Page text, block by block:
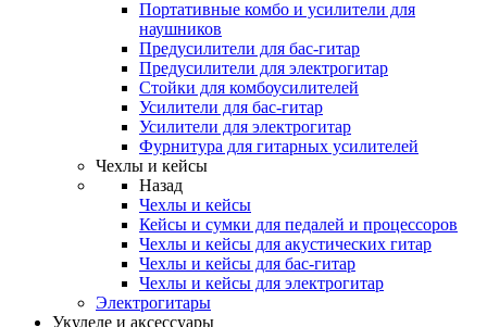
Портативные комбо и усилители для
наушников
Предусилители для бас-гитар
Предусилители для электрогитар
Стойки для комбоусилителей
Усилители для бас-гитар
Усилители для электрогитар
Фурнитура для гитарных усилителей
Чехлы и кейсы
Назад
Чехлы и кейсы
Кейсы и сумки для педалей и процессоров
Чехлы и кейсы для акустических гитар
Чехлы и кейсы для бас-гитар
Чехлы и кейсы для электрогитар
Электрогитары
Укулеле и аксессуары